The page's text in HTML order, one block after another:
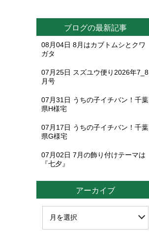
ブログの最新記事
08月04日 8月はカブトムシとクワ
ガタ
07月25日 スズユウ便り2026年7_8
月号
07月31日 うちの子イチバン！千葉
県H様宅
07月17日 うちの子イチバン！千葉
県G様宅
07月02日 7月の飾り付けテーマは
『七夕』
アーカイブ